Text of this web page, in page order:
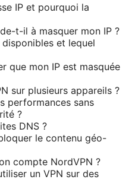
IP et pourquoi la
t-il à masquer mon IP ?
et lequel
que mon IP est masquée
sur plusieurs appareils ?
performances sans
?
DNS ?
le contenu géo-
compte NordVPN ?
un VPN sur des